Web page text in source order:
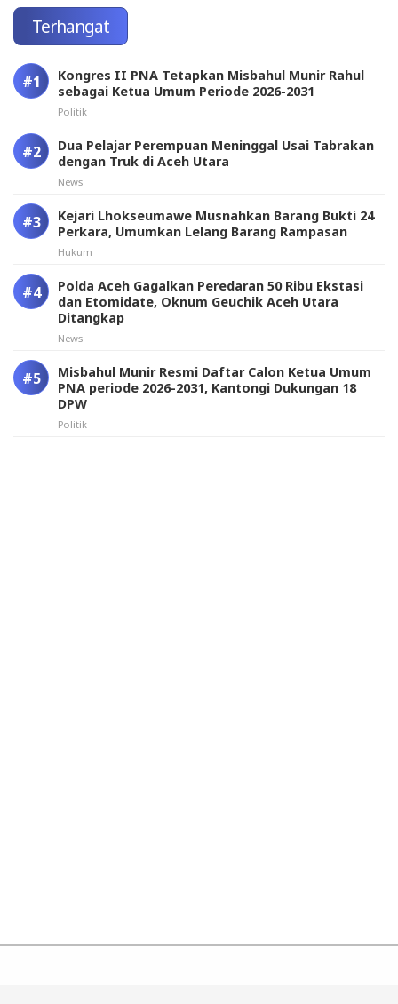
Terhangat
Kongres II PNA Tetapkan Misbahul Munir Rahul
sebagai Ketua Umum Periode 2026-2031
Politik
Dua Pelajar Perempuan Meninggal Usai Tabrakan
dengan Truk di Aceh Utara
News
Kejari Lhokseumawe Musnahkan Barang Bukti 24
Perkara, Umumkan Lelang Barang Rampasan
Hukum
Polda Aceh Gagalkan Peredaran 50 Ribu Ekstasi
dan Etomidate, Oknum Geuchik Aceh Utara
Ditangkap
News
Misbahul Munir Resmi Daftar Calon Ketua Umum
PNA periode 2026-2031, Kantongi Dukungan 18
DPW
Politik